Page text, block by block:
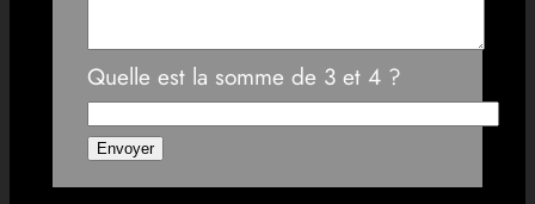
Quelle est la somme de 3 et 4 ?